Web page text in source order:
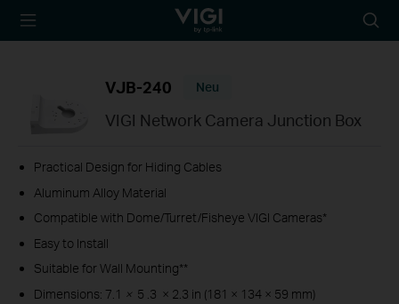
TP-Link, Reliably
VJB-240 Neu
VIGI Network Camera Junction Box
Practical Design for Hiding Cables
Aluminum Alloy Material
Compatible with Dome/Turret/Fisheye VIGI Cameras*
Easy to Install
Suitable for Wall Mounting**
Dimensions: 7.1 × 5 .3 × 2.3 in (181 × 134 × 59 mm)